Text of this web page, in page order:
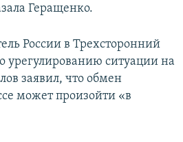
Геращенко.
России в Трехсторонний
урегулированию ситуации на
заявил, что обмен
может произойти «в